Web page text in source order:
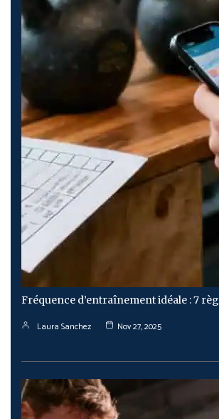
Fréquence d’entraînement idéale : 7
Laura Sanchez Nov 27, 2025